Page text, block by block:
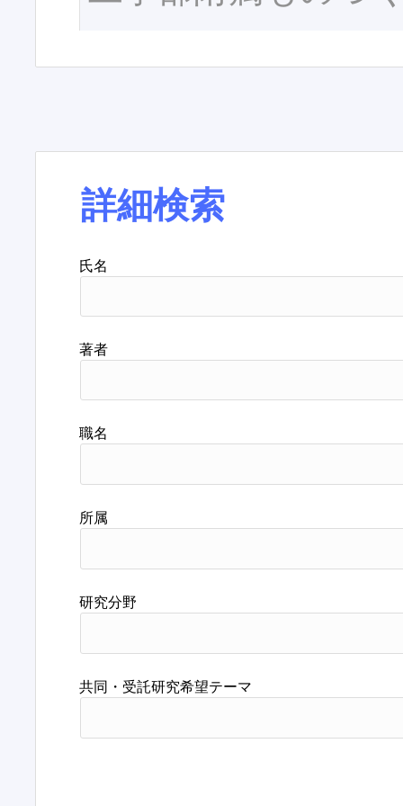
詳細検索
氏名
著者
職名
所属
研究分野
共同・受託研究希望テーマ